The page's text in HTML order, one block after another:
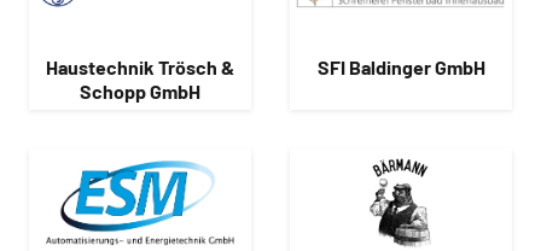
Haustechnik Trösch &
Schopp GmbH
SFI Baldinger GmbH